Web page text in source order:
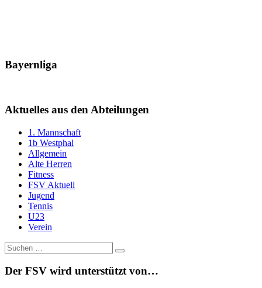
Bayernliga
Aktuelles aus den Abteilungen
1. Mannschaft
1b Westphal
Allgemein
Alte Herren
Fitness
FSV Aktuell
Jugend
Tennis
U23
Verein
Suche
nach:
Der FSV wird unterstützt von…